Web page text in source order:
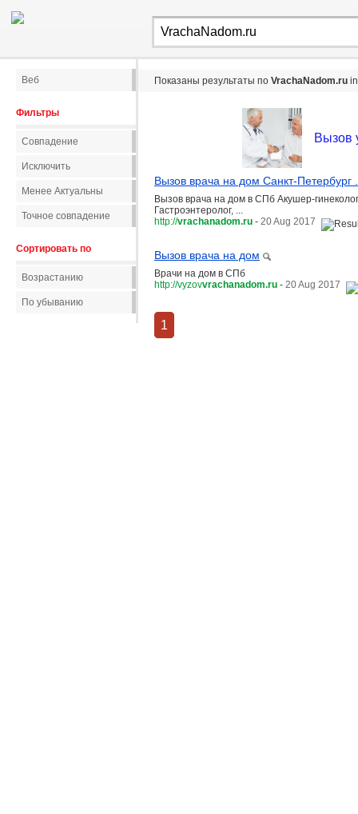
Веб
Фильтры
Совпадение
Исключить
Менее Актуальны
Точное совпадение
Сортировать по
Возрастанию
По убыванию
Показаны результаты по VrachaNadom.ru
Вызов
Вызов врача на дом Санкт-Петербург
Вызов врача на дом в СПб Акушер-
Гастроэнтеролог, ...
http://vrachanadom.ru - 20 Aug 2017
Вызов врача на дом
Врачи на дом в СПб
http://vyzovvrachanadom.ru - 20 Aug 2017
1